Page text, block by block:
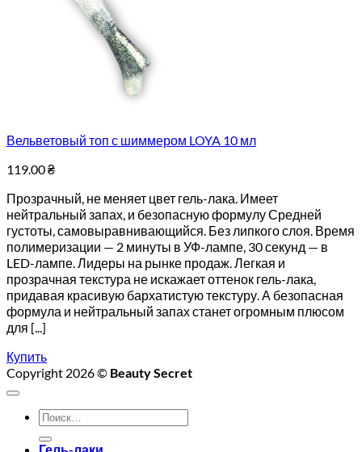
Вельветовый топ с шиммером LOYA 10 мл
119.00₴
Прозрачный, не меняет цвет гель-лака. Имеет
нейтральный запах, и безопасную формулу Средней
густоты, самовыравнивающийся. Без липкого слоя. Время
полимеризации — 2 минуты в УФ-лампе, 30 секунд — в
LED-лампе. Лидеры на рынке продаж. Легкая и
прозрачная текстура не искажает оттенок гель-лака,
придавая красивую бархатистую текстуру. А безопасная
формула и нейтральный запах станет огромным плюсом
для [...]
Купить
Copyright 2026 © Beauty Secret
Искать: